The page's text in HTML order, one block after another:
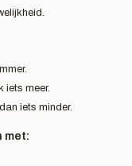
iets meer.
iets minder.
met: